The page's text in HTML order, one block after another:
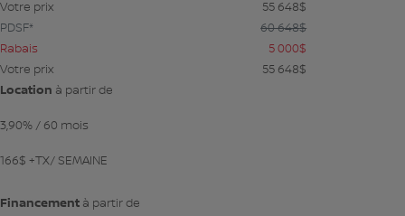
Votre prix 55 648$
PDSF*
60 648$
Rabais
5 000$
Votre prix
55 648$
Location à partir de
3,90%/ 60 mois
166$ +TX/ SEMAINE
Financement à partir de